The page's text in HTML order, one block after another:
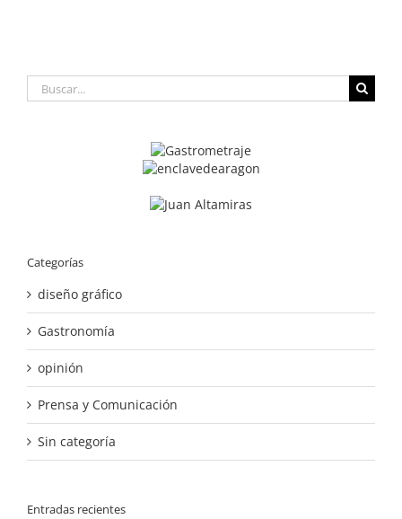
Buscar:
Categorías
diseño gráfico
Gastronomía
opinión
Prensa y Comunicación
Sin categoría
Entradas recientes